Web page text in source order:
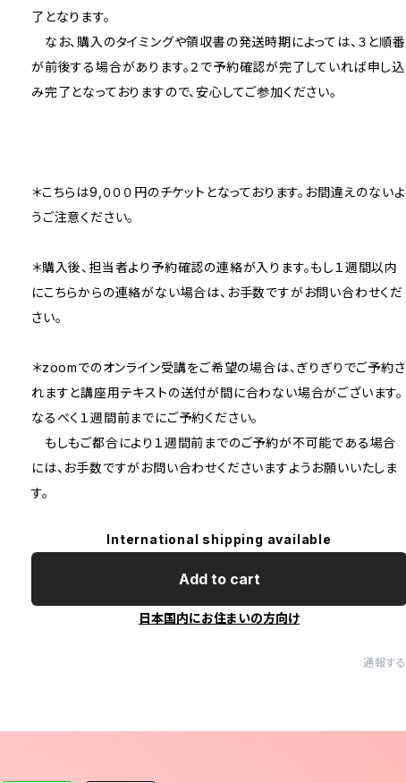
了となります。
なお、購入のタイミングや領収書の発送時期によっては、３と順番
が前後する場合があります。２で予約確認が完了していれば申し込
み完了となっておりますので、安心してご参加ください。
＊こちらは9,０００円のチケットとなっております。お間違えのないよ
うご注意ください。
＊購入後、担当者より予約確認の連絡が入ります。もし１週間以内
にこちらからの連絡がない場合は、お手数ですがお問い合わせくだ
さい。
＊zoomでのオンライン受講をご希望の場合は、ぎりぎりでご予約さ
れますと講座用テキストの送付が間に合わない場合がございます。
なるべく１週間前までにご予約ください。
もしもご都合により１週間前までのご予約が不可能である場合
には、お手数ですがお問い合わせくださいますようお願いいたしま
す。
International shipping available
Add to cart
日本国内にお住まいの方向け
通報する